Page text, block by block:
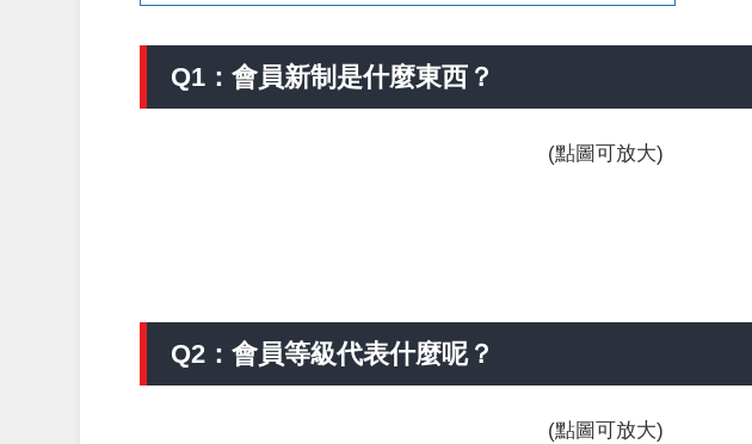
Q1：會員新制是什麼東西？
(點圖可放大)
Q2：會員等級代表什麼呢？
(點圖可放大)